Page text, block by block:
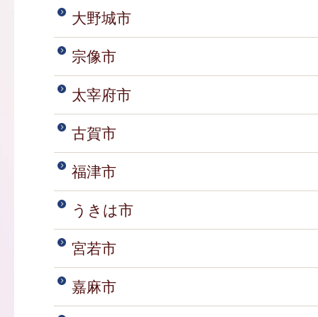
大野城市
宗像市
太宰府市
古賀市
福津市
うきは市
宮若市
嘉麻市